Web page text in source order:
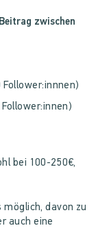
zwischen
bei 100-250€,
möglich, davon zu
auch eine